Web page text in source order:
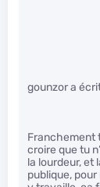
gounzor a
Franchement
croire que tu
la lourdeur, et
publique,